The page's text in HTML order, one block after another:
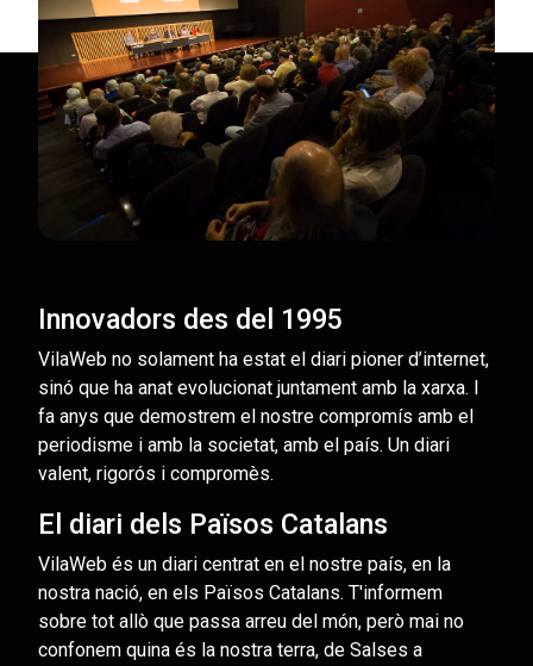
Innovadors des del 1995
VilaWeb no solament ha estat el diari pioner d’internet,
sinó que ha anat evolucionat juntament amb la xarxa. I
fa anys que demostrem el nostre compromís amb el
periodisme i amb la societat, amb el país. Un diari
valent, rigorós i compromès.
El diari dels Països Catalans
VilaWeb és un diari centrat en el nostre país, en la
nostra nació, en els Països Catalans. T'informem
sobre tot allò que passa arreu del món, però mai no
confonem quina és la nostra terra, de Salses a